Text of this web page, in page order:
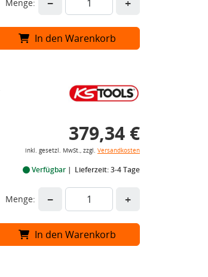
Menge: − +
In den Warenkorb
379,34 €
inkl. gesetzl. MwSt., zzgl. Versandkosten
Verfügbar Lieferzeit: 3-4 Tage
Menge: − +
In den Warenkorb